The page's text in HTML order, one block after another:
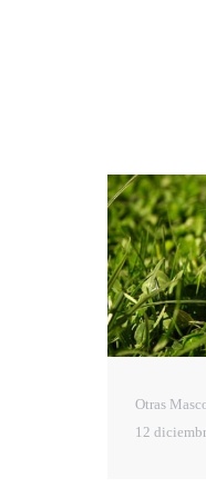
Otras
12